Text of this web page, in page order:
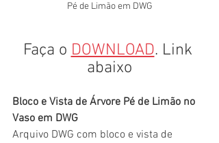
Pé de Limão em DWG
Faça o DOWNLOAD. Link
abaixo
Bloco e Vista de Árvore Pé de Limão no
Vaso em DWG
Arquivo DWG com bloco e vista de